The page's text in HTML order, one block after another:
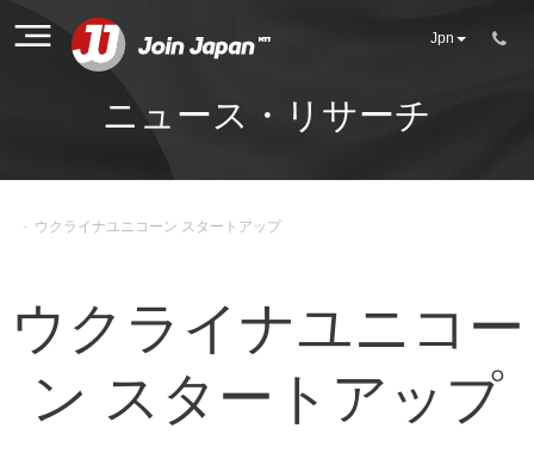
Jpn
ニュース・リサーチ
- ウクライナユニコーン スタートアップ
ウクライナユニコー
ン スタートアップ